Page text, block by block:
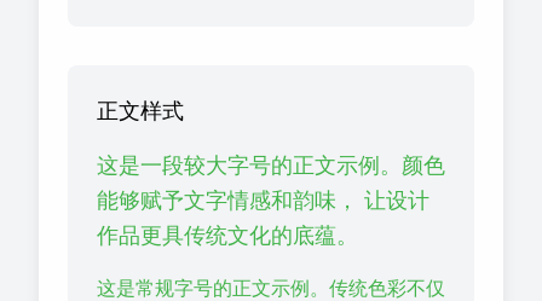
正文样式
这是一段较大字号的正文示例。颜色
能够赋予文字情感和韵味， 让设计
作品更具传统文化的底蕴。
这是常规字号的正文示例。传统色彩不仅